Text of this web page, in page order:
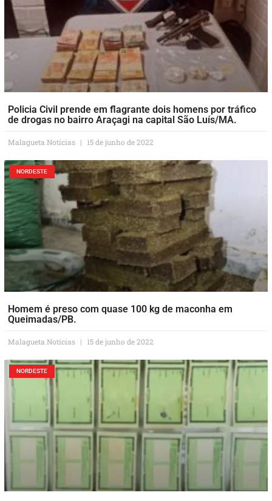
Policia Civil prende em flagrante dois homens por tráfico
de drogas no bairro Araçagi na capital São Luís/MA.
Malagueta Notícias 15 de junho de 2022
NORDESTE
Homem é preso com quase 100 kg de maconha em
Queimadas/PB.
Malagueta Notícias 15 de junho de 2022
NORDESTE